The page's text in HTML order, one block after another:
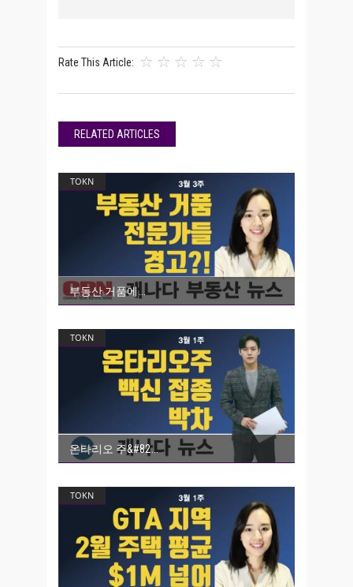
Rate This Article:
RELATED ARTICLES
TOKN
부동산 거품에
TOKN
온타리오 주&#82
TOKN